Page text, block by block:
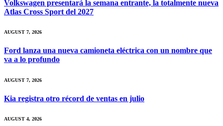
Volkswagen presentará la semana entrante, la totalmente nueva
Atlas Cross Sport del 2027
AUGUST 7, 2026
Ford lanza una nueva camioneta eléctrica con un nombre que
va a lo profundo
AUGUST 7, 2026
Kia registra otro récord de ventas en julio
AUGUST 4, 2026